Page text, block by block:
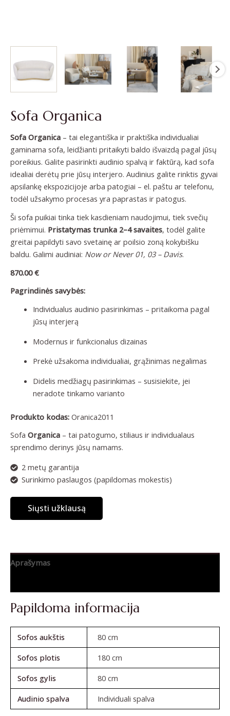
Sofa Organica
Sofa Organica – tai elegantiška ir praktiška individualiai
gaminama sofa, leidžianti pritaikyti baldo išvaizdą pagal jūsų
poreikius. Galite pasirinkti audinio spalvą ir faktūrą, kad sofa
idealiai derėtų prie jūsų interjero. Audinius galite rinktis gyvai
apsilankę ekspozicijoje arba patogiai – el. paštu ar telefonu,
todėl užsakymo procesas yra paprastas ir patogus.
Ši sofa puikiai tinka tiek kasdieniam naudojimui, tiek svečių
priėmimui. Pristatymas trunka 2–4 savaites, todėl galite
greitai papildyti savo svetainę ar poilsio zoną kokybišku
baldu. Galimi audiniai: Now or Never 01, 03 – Davis.
870.00€
Pagrindinės savybės:
Individualus audinio pasirinkimas – pritaikoma pagal
jūsų interjerą
Modernus ir funkcionalus dizainas
Prekė užsakoma individualiai, grąžinimas negalimas
Didelis medžiagų pasirinkimas – susisiekite, jei
neradote tinkamo varianto
Produkto kodas: Oranica2011
Sofa Organica – tai patogumo, stiliaus ir individualaus
sprendimo derinys jūsų namams.
2 metų garantija
Surinkimo paslaugos (papildomas mokestis)
Siųsti užklausą
Aprašymas
Papildoma informacija
Sofos aukštis
80 cm
Sofos plotis
180 cm
Sofos gylis
80 cm
Audinio spalva
Individuali spalva